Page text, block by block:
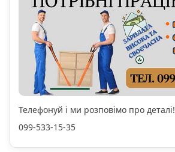
Телефонуй і ми розповімо про деталі!
099-533-15-35